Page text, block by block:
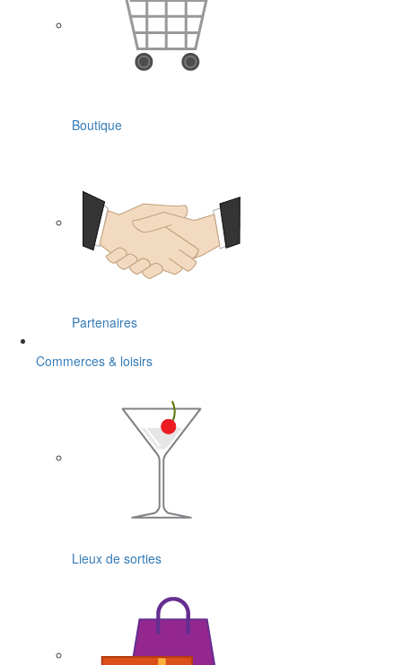
Boutique
Partenaires
Commerces & loisirs
Lieux de sorties